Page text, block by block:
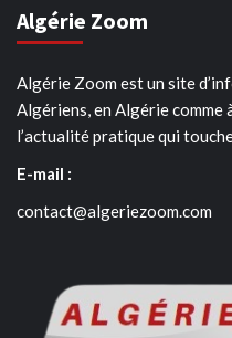
Algérie Zoom
Algérie Zoom est un site
Algériens, en Algérie comme
l’actualité pratique qui
E-mail :
contact@algeriezoom.com